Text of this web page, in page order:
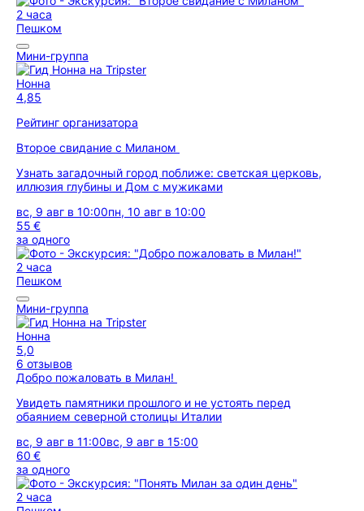
2 часа
Пешком
Мини-группа
Нонна
4,85
Рейтинг организатора
Второе свидание с Миланом
Узнать загадочный город поближе: светская церковь,
иллюзия глубины и Дом с мужиками
вс, 9 авг в 10:00пн, 10 авг в 10:00
55 €
за одного
2 часа
Пешком
Мини-группа
Нонна
5,0
6 отзывов
Добро пожаловать в Милан!
Увидеть памятники прошлого и не устоять перед
обаянием северной столицы Италии
вс, 9 авг в 11:00вс, 9 авг в 15:00
60 €
за одного
2 часа